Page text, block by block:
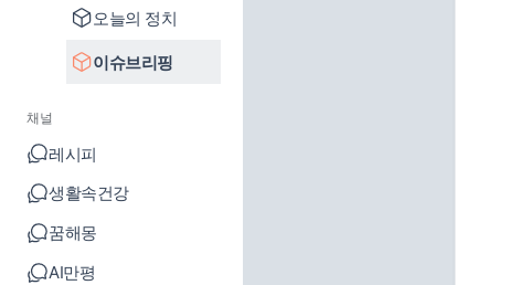
오늘의 정치
이슈브리핑
채널
레시피
생활속건강
꿈해몽
AI만평